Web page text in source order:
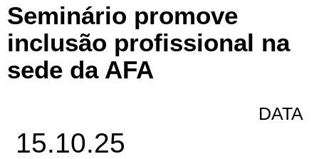
Seminário promove
inclusão profissional na
sede da AFA
DATA
15.10.25